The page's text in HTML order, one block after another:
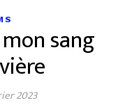
sang
2023